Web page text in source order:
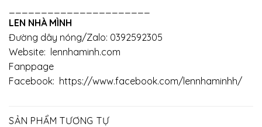
LEN NHÀ MÌNH
Đường dây nóng/Zalo: 0392592305
Website: lennhaminh.com
Fanppage
Facebook: https://www.facebook.com/lennhaminhh/
SẢN PHẨM TƯƠNG TỰ